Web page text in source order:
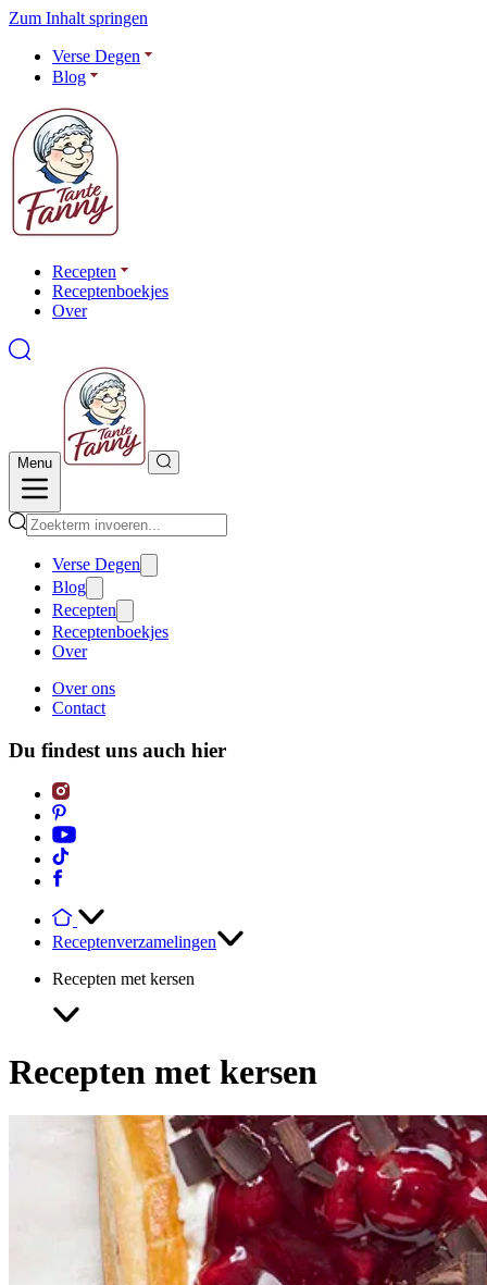
Zum Inhalt springen
Verse Degen
Blog
Recepten
Receptenboekjes
Over
Menu
Verse Degen
Blog
Recepten
Receptenboekjes
Over
Over ons
Contact
Du findest uns auch hier
Receptenverzamelingen
Recepten met kersen
Recepten met kersen